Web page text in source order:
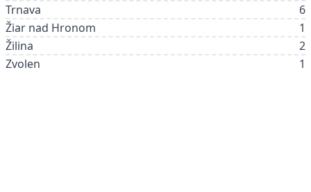
Trnava
6
Žiar nad Hronom
1
Žilina
2
Zvolen
1